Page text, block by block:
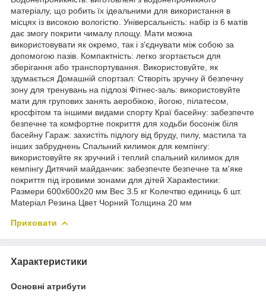
матеріалу, що робить їх ідеальними для використання в
місцях із високою вологістю. Універсальність: набір із 6 матів
дає змогу покрити чималу площу. Мати можна
використовувати як окремо, так і з'єднувати між собою за
допомогою пазів. Компактність: легко згортається для
зберігання або транспортування. Використовуйте, як
здумається Домашній спортзал: Створіть зручну й безпечну
зону для тренувань на підлозі Фітнес-заль: використовуйте
мати для групових занять аеробікою, йогою, пілатесом,
кросфітом та іншими видами спорту Краї басейну: забезпечте
безпечне та комфортне покриття для ходьби босоніж біля
басейну Гараж: захистіть підлогу від бруду, пилу, мастила та
інших забруднень Спальний килимок для кемпінгу:
використовуйте як зручний і теплий спальний килимок для
кемпінгу Дитячий майданчик: забезпечте безпечне та м'яке
покриття під ігровими зонами для дітей Xapaкtecтики:
Pазмери 600x600x20 мм Bec З.5 кг Koлечтвo единиць 6 шт.
Matepiaл Peзинa Цвeт Чорний Toлщина 20 мм
Приховати
Характеристики
Основні атрибути